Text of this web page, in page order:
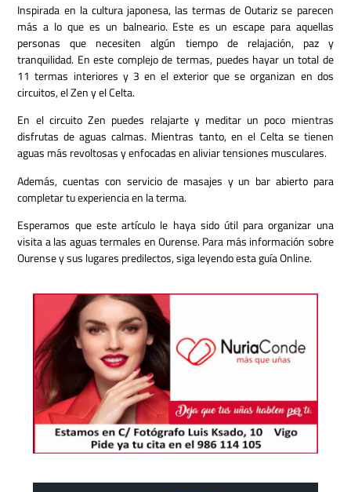
Inspirada en la cultura japonesa, las termas de Outariz se parecen
más a lo que es un balneario. Este es un escape para aquellas
personas que necesiten algún tiempo de relajación, paz y
tranquilidad. En este complejo de termas, puedes hayar un total de
11 termas interiores y 3 en el exterior que se organizan en dos
circuitos, el Zen y el Celta.
En el circuito Zen puedes relajarte y meditar un poco mientras
disfrutas de aguas calmas. Mientras tanto, en el Celta se tienen
aguas más revoltosas y enfocadas en aliviar tensiones musculares.
Además, cuentas con servicio de masajes y un bar abierto para
completar tu experiencia en la terma.
Esperamos que este artículo le haya sido útil para organizar una
visita a las aguas termales en Ourense. Para más información sobre
Ourense y sus lugares predilectos, siga leyendo esta guía Online.